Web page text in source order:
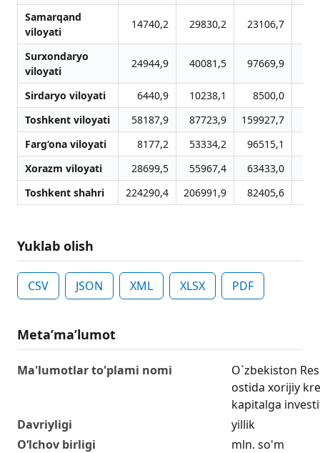
Samarqand
viloyati
14740,2 29830,2 23106,7
Surxondaryo
viloyati
24944,9 40081,5 97669,9
Sirdaryo viloyati 6440,9 10238,1 8500,0
Toshkent viloyati
58187,9 87723,9 159927,7
Farg‘ona viloyati
8177,2 53334,2 96515,1
Xorazm viloyati
28699,5 55967,4 63433,0
Toshkent shahri
224290,4 206991,9 82405,6
Yuklab olish
CSV JSON XML XLSX PDF
Metaʼmaʼlumot
Ma'lumotlar to'plami nomi
O`zbekiston
ostida xorijiy
kapitalga
Davriyligi
yillik
O‘lchov birligi
mln. so'm